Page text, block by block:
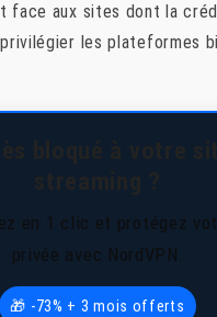
face aux sites dont la
les plateformes
en 1 clic et protégez
privée avec NordVPN.
🎁 -73% + 3 mois offerts